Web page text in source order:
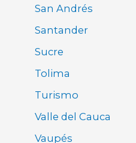
San Andrés
Santander
Sucre
Tolima
Turismo
Valle del Cauca
Vaupés